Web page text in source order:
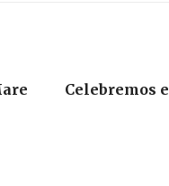
Celebremos